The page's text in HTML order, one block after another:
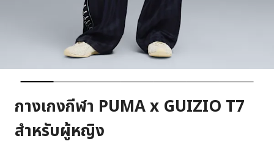
กางเกงกีฬา PUMA x GUIZIO T7
สำหรับผู้หญิง